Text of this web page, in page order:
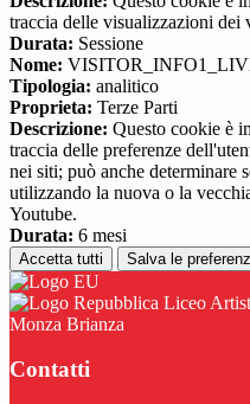
traccia delle visualizzazioni dei
Durata: Sessione
Nome:
Tipologia: analitico
Proprieta: Terze Parti
Descrizione: Questo cookie è
traccia delle preferenze
nei siti; può anche determinare
utilizzando la nuova o la
Youtube.
Durata: 6 mesi
Accetta tutti Salva le
Liceo
Monza Brianza
Contatti